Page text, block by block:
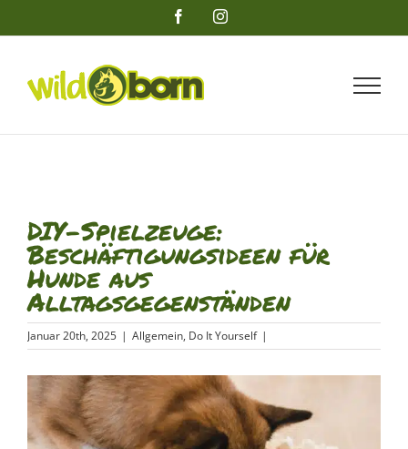
FacebookInstagram
DIY-Spielzeuge:
Beschäftigungsideen für
Hunde aus
Alltagsgegenständen
Januar 20th, 2025 | Allgemein, Do It Yourself |